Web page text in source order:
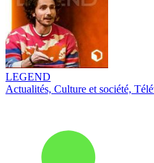
LEGEND
Actualités, Culture et société,